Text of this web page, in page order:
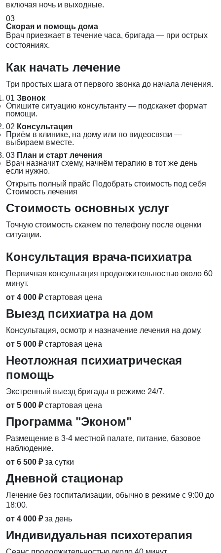
включая ночь и выходные.
03
Скорая и помощь дома
Врач приезжает в течение часа, бригада — при острых
состояниях.
Как начать лечение
Три простых шага от первого звонка до начала лечения.
01 Звонок
Опишите ситуацию консультанту — подскажет формат
помощи.
02 Консультация
Приём в клинике, на дому или по видеосвязи —
выбираем вместе.
03 План и старт лечения
Врач назначит схему, начнём терапию в тот же день
если нужно.
Открыть полный прайс Подобрать стоимость под себя
Стоимость лечения
Стоимость основных услуг
Точную стоимость скажем по телефону после оценки
ситуации.
Консультация врача-психиатра
Первичная консультация продолжительностью около 60
минут.
от 4 000 ₽ стартовая цена
Выезд психиатра на дом
Консультация, осмотр и назначение лечения на дому.
от 5 000 ₽ стартовая цена
Неотложная психиатрическая
помощь
Экстренный выезд бригады в режиме 24/7.
от 5 000 ₽ стартовая цена
Программа "Эконом"
Размещение в 3-4 местной палате, питание, базовое
наблюдение.
от 6 500 ₽ за сутки
Дневной стационар
Лечение без госпитализации, обычно в режиме с 9:00 до
18:00.
от 4 000 ₽ за день
Индивидуальная психотерапия